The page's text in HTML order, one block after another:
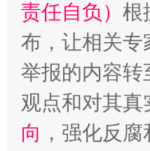
责任自负） 根
布，让相关专
举报的内容
观点和对其真
向 ，强化反